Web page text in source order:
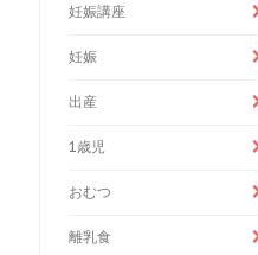
妊娠講座
妊娠
出産
1歳児
おむつ
離乳食